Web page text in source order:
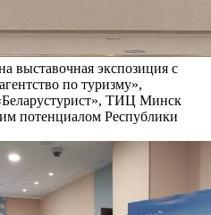
выставочная экспозиция с
по туризму»,
ТИЦ Минск
потенциалом Республики